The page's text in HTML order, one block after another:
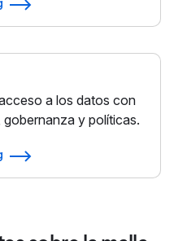
a los datos con
gobernanza y políticas.